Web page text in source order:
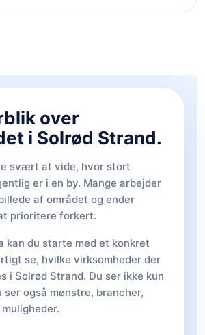
over
i Solrød Strand.
svært at vide, hvor stort
er i en by. Mange arbejder
af området og ender
prioritere forkert.
kan du starte med et konkret
se, hvilke virksomheder der
i Solrød Strand. Du ser ikke kun
ser også mønstre, brancher,